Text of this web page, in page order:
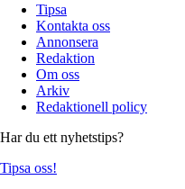
Tipsa
Kontakta oss
Annonsera
Redaktion
Om oss
Arkiv
Redaktionell policy
Har du ett nyhetstips?
Tipsa oss!